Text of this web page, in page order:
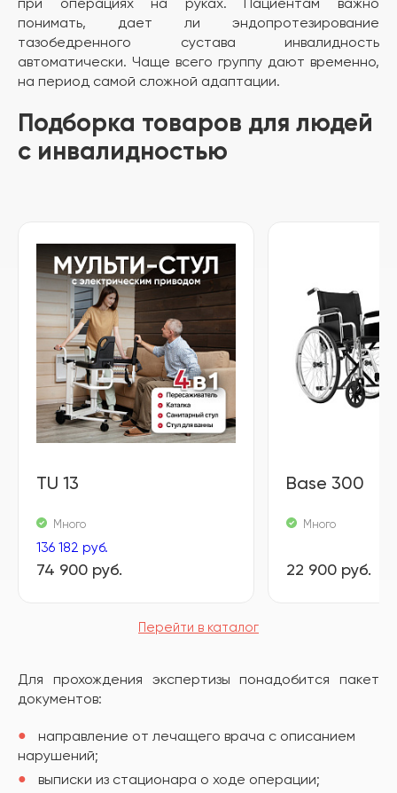
понимать, дает ли эндопротезирование
тазобедренного сустава инвалидность
автоматически. Чаще всего группу дают временно,
на период самой сложной адаптации.
Подборка товаров для людей
с инвалидностью
TU 13
Много
136 182 руб.
74 900 руб.
Base 300
Много
22 900 руб.
Перейти в каталог
Для прохождения экспертизы понадобится пакет
документов:
направление от лечащего врача с описанием
нарушений;
выписки из стационара о ходе операции;